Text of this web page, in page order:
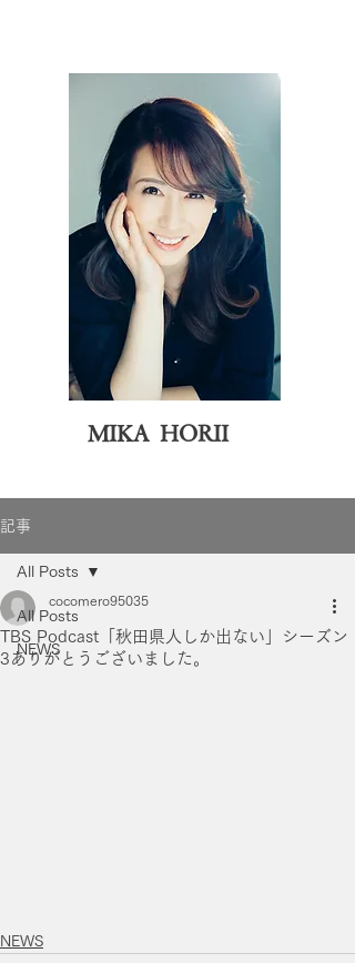
MIKA HORII
記事
All Posts
NEWS
All Posts
TBS Podcast「秋田県人しか出ない」シーズン
3ありがとうございました。
cocomero95035
NEWS